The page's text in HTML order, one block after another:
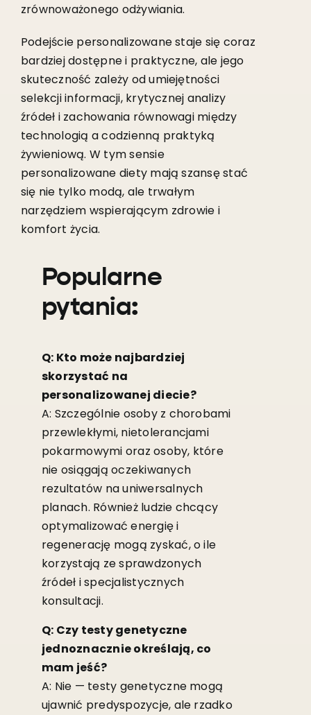
zrównoważonego odżywiania.
Podejście personalizowane staje się coraz
bardziej dostępne i praktyczne, ale jego
skuteczność zależy od umiejętności
selekcji informacji, krytycznej analizy
źródeł i zachowania równowagi między
technologią a codzienną praktyką
żywieniową. W tym sensie
personalizowane diety mają szansę stać
się nie tylko modą, ale trwałym
narzędziem wspierającym zdrowie i
komfort życia.
Popularne
pytania:
Q: Kto może najbardziej
skorzystać na
personalizowanej diecie?
A: Szczególnie osoby z chorobami
przewlekłymi, nietolerancjami
pokarmowymi oraz osoby, które
nie osiągają oczekiwanych
rezultatów na uniwersalnych
planach. Również ludzie chcący
optymalizować energię i
regenerację mogą zyskać, o ile
korzystają ze sprawdzonych
źródeł i specjalistycznych
konsultacji.
Q: Czy testy genetyczne
jednoznacznie określają, co
mam jeść?
A: Nie — testy genetyczne mogą
ujawnić predyspozycje, ale rzadko